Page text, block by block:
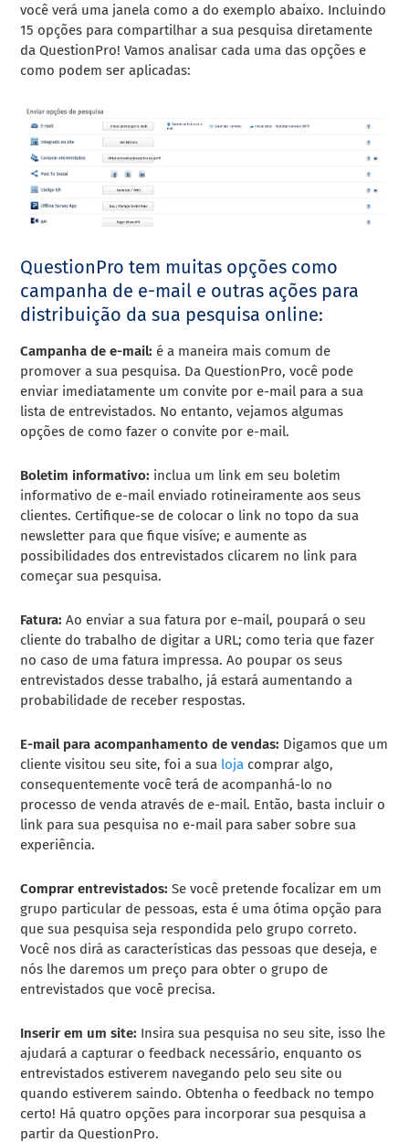
você verá uma janela como a do exemplo abaixo. Incluindo
15 opções para compartilhar a sua pesquisa diretamente
da QuestionPro! Vamosanalisar cada uma das opções e
como podem ser aplicadas:
QuestionPro tem muitas opções como
campanha de e-mail e outras ações para
distribuição da sua pesquisa online:
Campanha de e-mail: é a maneira mais comum de
promover a sua pesquisa. Da QuestionPro, você pode
enviar imediatamente um convite por e-mail para a sua
lista de entrevistados. No entanto, vejamos algumas
opções de como fazer o convite por e-mail.
Boletim informativo: inclua um link em seu boletim
informativo de e-mail enviado rotineiramente aos seus
clientes. Certifique-se de colocar o link no topo da sua
newsletter para que fique visíve; e aumente as
possibilidades dos entrevistados clicarem no link para
começar sua pesquisa.
Fatura: Ao enviar a sua fatura por e-mail, poupará o seu
cliente do trabalho de digitar a URL; como teria que fazer
no caso de uma fatura impressa. Ao poupar os seus
entrevistados desse trabalho, já estará aumentando a
probabilidade de receber respostas.
E-mail para acompanhamento de vendas: Digamos que um
cliente visitou seu site, foi a sua loja comprar algo,
consequentemente você terá de acompanhá-lo no
processo de venda através de e-mail. Então, basta incluir o
link para sua pesquisa no e-mail para saber sobre sua
experiência.
Comprar entrevistados:Se você pretende focalizar em um
grupo particular de pessoas, esta é uma ótima opção para
que sua pesquisa seja respondida pelo grupo correto.
Você nos dirá as características das pessoas que deseja, e
nós lhe daremos um preço para obter o grupo de
entrevistados que você precisa.
Inserir em um site: Insira sua pesquisa no seu site, isso lhe
ajudará a capturar o feedback necessário, enquanto os
entrevistados estiverem navegando pelo seu site ou
quando estiverem saindo. Obtenha o feedback no tempo
certo! Há quatro opções para incorporar sua pesquisa a
partir da QuestionPro.